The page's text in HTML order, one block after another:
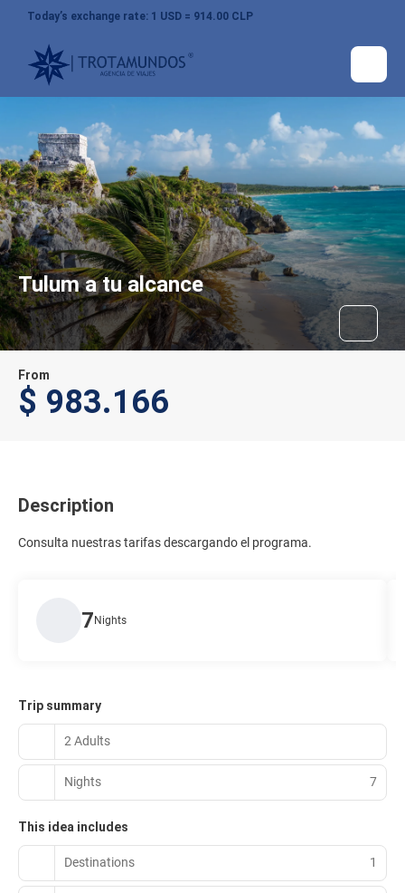
Today’s exchange rate: 1 USD = 914.00 CLP
Tulum a tu alcance
From
$ 983.166
Description
Consulta nuestras tarifas descargando el programa.
7Nights
Trip summary
2 Adults
Nights 7
This idea includes
Destinations 1